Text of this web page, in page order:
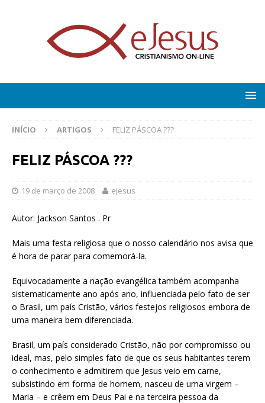
INÍCIO ARTIGOS FELIZ PÁSCOA ???
FELIZ PÁSCOA ???
19 de março de 2008 ejesus
Autor: Jackson Santos . Pr
Mais uma festa religiosa que o nosso calendário nos avisa que
é hora de parar para comemorá-la.
Equivocadamente a nação evangélica também acompanha
sistematicamente ano após ano, influenciada pelo fato de ser
o Brasil, um país Cristão, vários festejos religiosos embora de
uma maneira bem diferenciada.
Brasil, um país considerado Cristão, não por compromisso ou
ideal, mas, pelo simples fato de que os seus habitantes terem
o conhecimento e admitirem que Jesus veio em carne,
subsistindo em forma de homem, nasceu de uma virgem –
Maria – e crêem em Deus Pai e na terceira pessoa da